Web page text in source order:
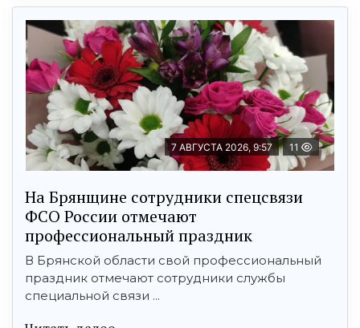
7 АВГУСТА 2026, 9:57 11
На Брянщине сотрудники спецсвязи
ФСО России отмечают
профессиональный праздник
В Брянской области свой профессиональный
праздник отмечают сотрудники службы
специальной связи ...